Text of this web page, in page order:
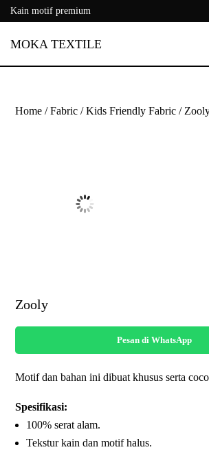
Kain motif premium
MOKA TEXTILE
Home /Fabric /Kids Friendly Fabric /
Zooly
Pesan di WhatsApp
Motif dan bahan ini dibuat khusus serta
Spesifikasi:
100% serat alam.
Tekstur kain dan motif halus.